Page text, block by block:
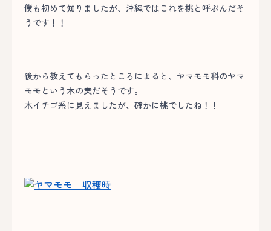
僕も初めて知りましたが、沖縄ではこれを桃と呼ぶんだそ
うです！！
後から教えてもらったところによると、ヤマモモ科のヤマ
モモという木の実だそうです。
木イチゴ系に見えましたが、確かに桃でしたね！！